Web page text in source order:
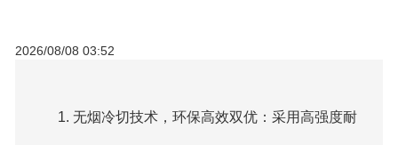
2026/08/08 03:52
1. 无烟冷切技术，环保高效双优：采用高强度耐